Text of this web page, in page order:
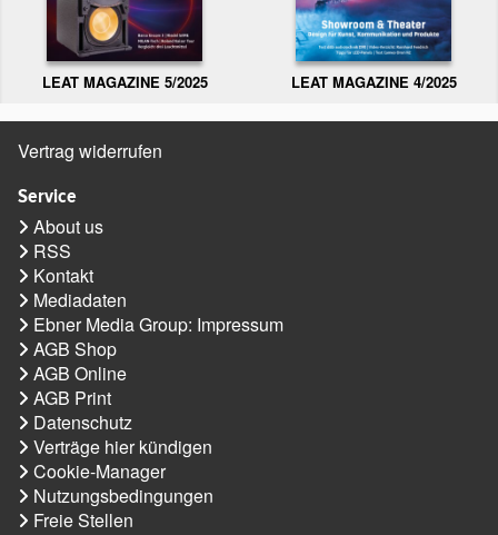
LEAT MAGAZINE 5/2025 LEAT MAGAZINE 4/2025
Vertrag widerrufen
Service
About us
RSS
Kontakt
Mediadaten
Ebner Media Group: Impressum
AGB Shop
AGB Online
AGB Print
Datenschutz
Verträge hier kündigen
Cookie-Manager
Nutzungsbedingungen
Freie Stellen